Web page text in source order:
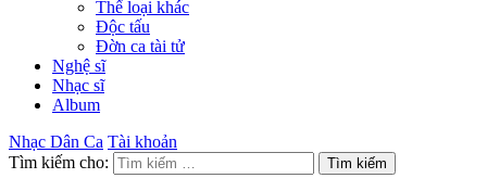
Thể loại khác
Độc tấu
Đờn ca tài tử
Nghệ sĩ
Nhạc sĩ
Album
Nhạc Dân Ca Tài khoản
Tìm kiếm cho: